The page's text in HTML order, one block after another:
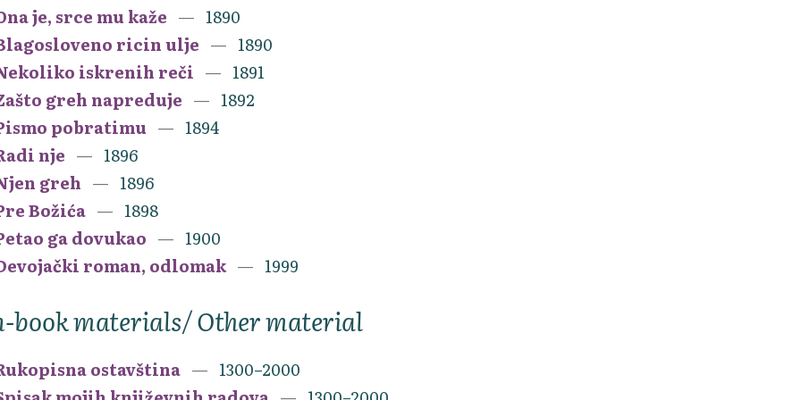
je, srce mu kaže
1890
ricin ulje
1890
iskrenih reči
1891
greh napreduje
1892
pobratimu
1894
nje
1896
greh
1896
Božića
1898
ga dovukao
1900
roman, odlomak
1999
book materials/ Other material
ostavština
1300–2000